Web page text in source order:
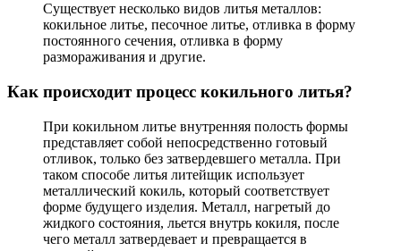
Существует несколько видов литья металлов:
кокильное литье, песочное литье, отливка в форму
постоянного сечения, отливка в форму
размораживания и другие.
Как происходит процесс кокильного литья?
При кокильном литье внутренняя полость формы
представляет собой непосредственно готовый
отливок, только без затвердевшего металла. При
таком способе литья литейщик использует
металлический кокиль, который соответствует
форме будущего изделия. Металл, нагретый до
жидкого состояния, льется внутрь кокиля, после
чего металл затвердевает и превращается в